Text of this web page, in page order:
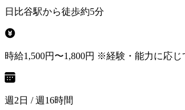
日比谷駅から徒歩約5分
時給1,500円〜1,800円 ※経験・能力に応じ
週2日 / 週16時間